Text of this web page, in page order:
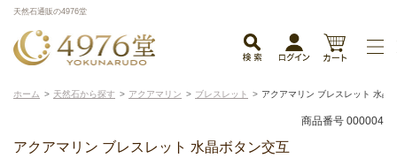
天然石通販の4976堂
ホーム 天然石から探す アクアマリン ブレスレット アクアマリン ブレスレット 水晶
商品番号 000004
アクアマリン ブレスレット 水晶ボタン交互